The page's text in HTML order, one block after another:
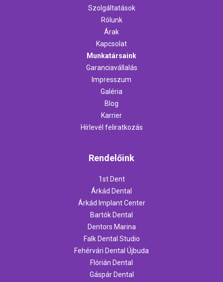
Szolgáltatások
Rólunk
Árak
Kapcsolat
Munkatársaink
Garanciavállalás
Impresszum
Galéria
Blog
Karrier
Hírlevél feliratkozás
Rendelőink
1st Dent
Árkád Dental
Árkád Implant Center
Bartók Dental
Dentors Marina
Falk Dental Studio
Fehérvári Dental Újbuda
Flórián Dental
Gáspár Dental